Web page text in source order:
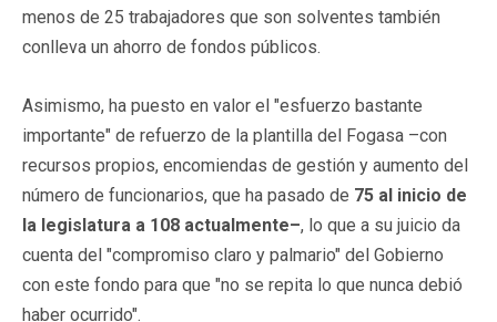
menos de 25 trabajadores que son solventes también
conlleva un ahorro de fondos públicos.
Asimismo, ha puesto en valor el "esfuerzo bastante
importante" de refuerzo de la plantilla del Fogasa –con
recursos propios, encomiendas de gestión y aumento del
número de funcionarios, que ha pasado de 75 al inicio de
la legislatura a 108 actualmente–, lo que a su juicio da
cuenta del "compromiso claro y palmario" del Gobierno
con este fondo para que "no se repita lo que nunca debió
haber ocurrido".